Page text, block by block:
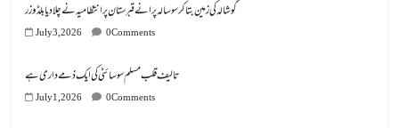
گوشالہ کی زمین بتا کر سوسالہ پرانے قبرستان پر انتظامیہ نے چلا دیا بلڈوزر
July 3, 2026 0 Comments
تالیف قلب مسلم سوسائٹی کی ایک ذمے داری ہے
July 1, 2026 0 Comments